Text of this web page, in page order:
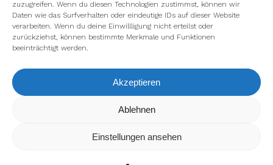
zuzugreifen. Wenn du diesen Technologien zustimmst, können wir
Daten wie das Surfverhalten oder eindeutige IDs auf dieser Website
verarbeiten. Wenn du deine Einwillligung nicht erteilst oder
zurückziehst, können bestimmte Merkmale und Funktionen
beeinträchtigt werden.
Akzeptieren
Ablehnen
Einstellungen ansehen
Wir verwenden Cookies, um dir die bestmögliche Erfahrung auf
kannst du erfahren, welche Cookies wir
verwenden oder sie ausschalten.